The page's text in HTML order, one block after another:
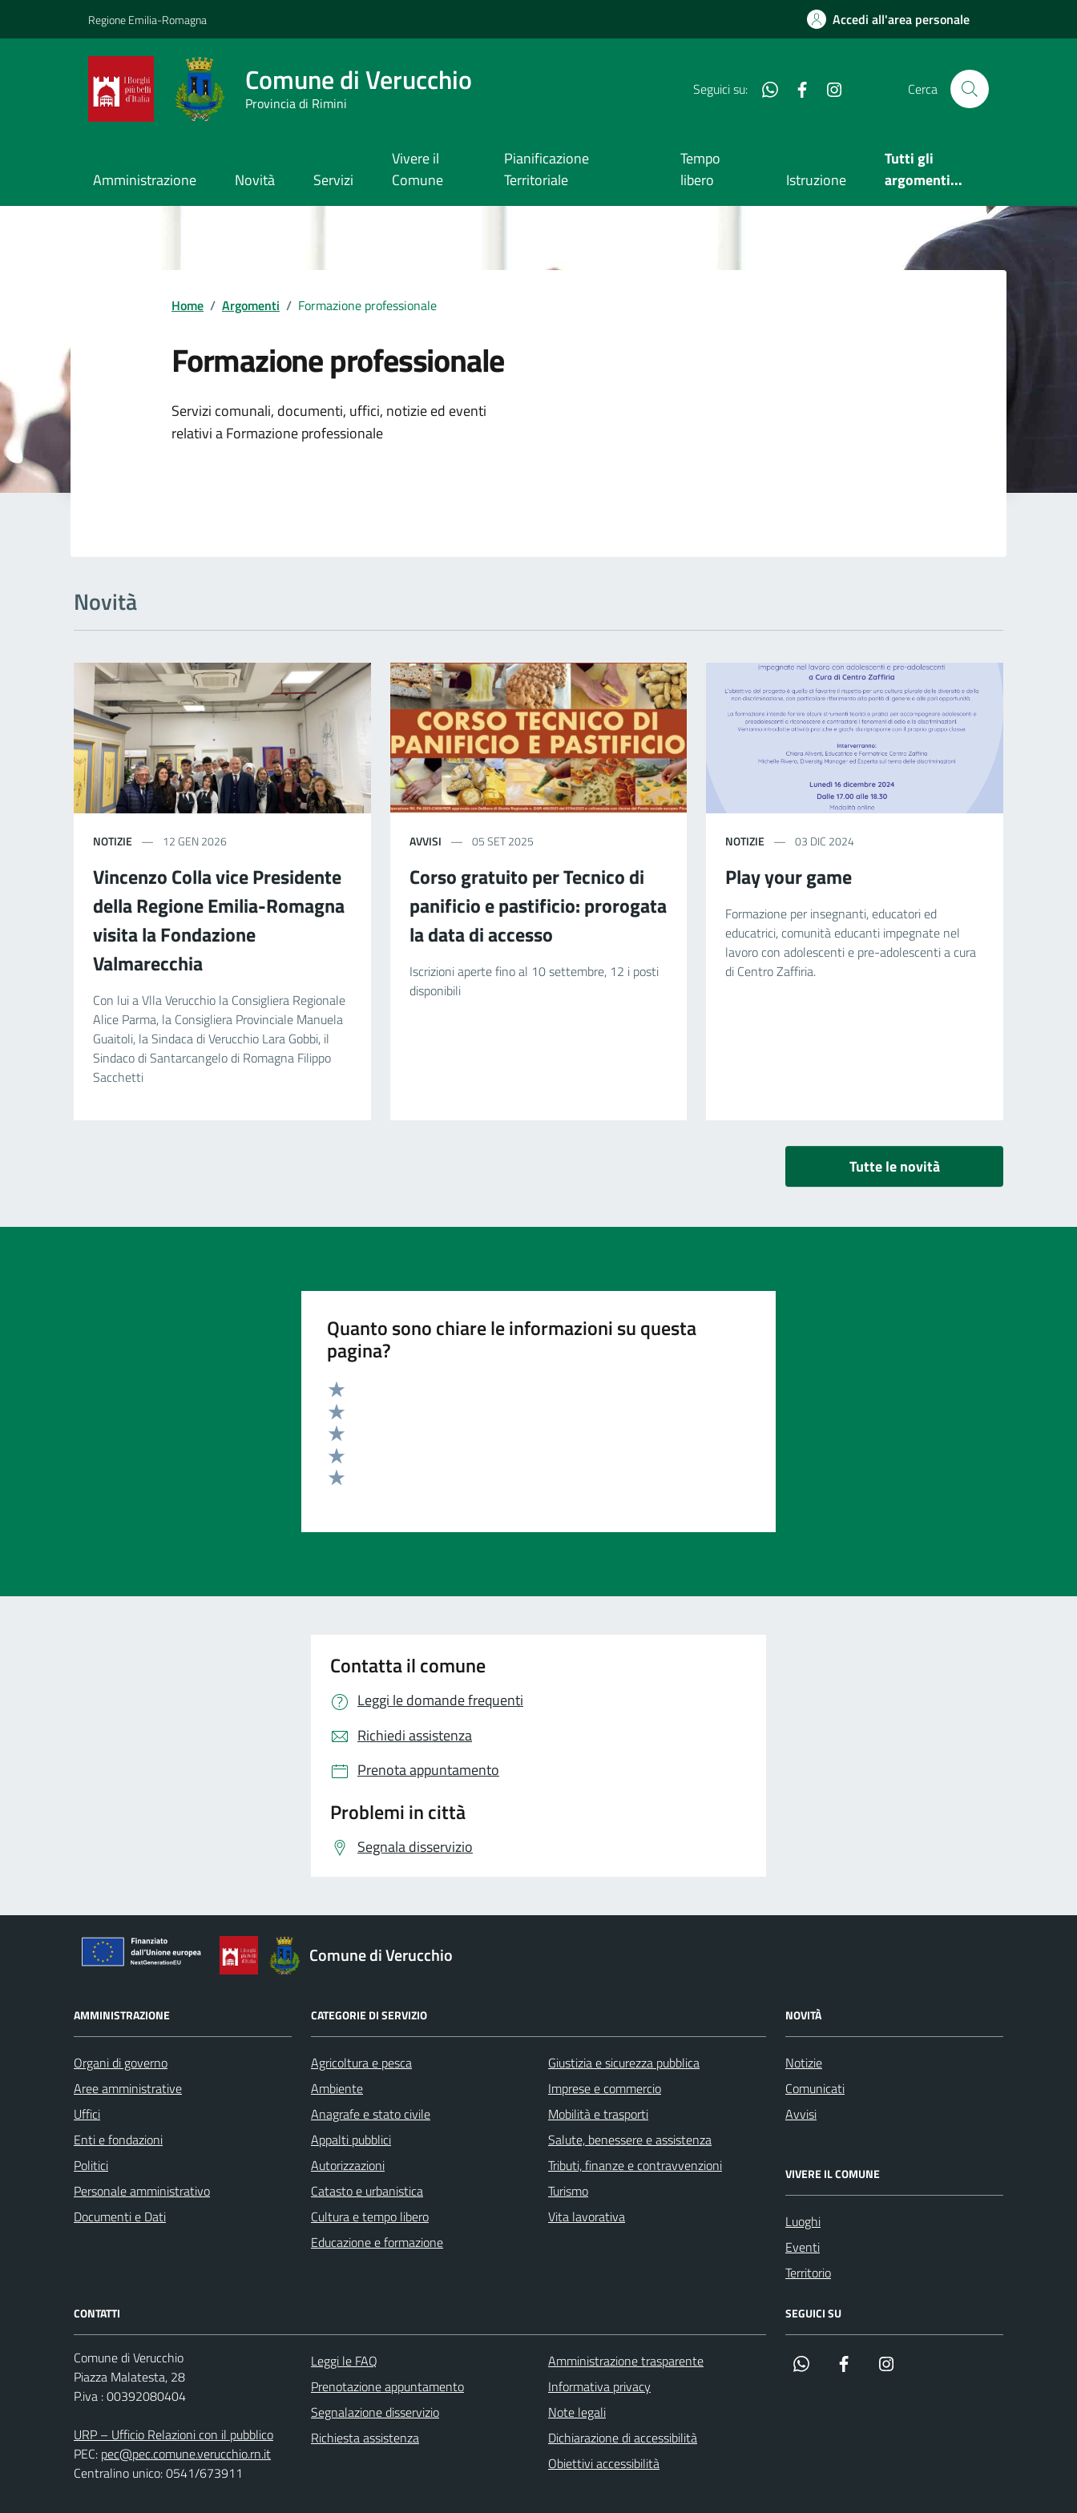
Regione Emilia-Romagna Accedi all'area personale
Comune di Verucchio
Provincia di Rimini
Seguici su: WhatsappFacebook Cerca
Amministrazione Novità Servizi
Vivere il
Comune
Pianificazione
Territoriale
Tempo
libero
Istruzione
Tutti gli
argomenti...
Home / Argomenti / Formazione professionale
Formazione professionale
Dettagli dell'argomento
Servizi comunali, documenti, uffici, notizie ed eventi
relativi a Formazione professionale
Novità
NOTIZIE 12 GEN 2026
Vincenzo Colla vice Presidente
della Regione Emilia-Romagna
visita la Fondazione
Valmarecchia
Con lui a Vlla Verucchio la Consigliera Regionale
Alice Parma, la Consigliera Provinciale Manuela
Guaitoli, la Sindaca di Verucchio Lara Gobbi, il
Sindaco di Santarcangelo di Romagna Filippo
Sacchetti
AVVISI 05 SET 2025
Corso gratuito per Tecnico di
panificio e pastificio: prorogata
la data di accesso
Iscrizioni aperte fino al 10 settembre, 12 i posti
disponibili
NOTIZIE 03 DIC 2024
Play your game
Formazione per insegnanti, educatori ed
educatrici, comunità educanti impegnate nel
lavoro con adolescenti e pre-adolescenti a cura
di Centro Zaffiria.
Tutte le novità
Quanto sono chiare le informazioni su questa
pagina?
Valuta 5 stelle su 5
Valuta 4 stelle su 5
Valuta 3 stelle su 5
Valuta 2 stelle su 5
Contatta il comune
Leggi le domande frequenti
Richiedi assistenza
Prenota appuntamento
Problemi in città
Segnala disservizio
Comune di Verucchio
AMMINISTRAZIONE
Organi di governo
Aree amministrative
Uffici
Enti e fondazioni
Politici
Personale amministrativo
Documenti e Dati
CATEGORIE DI SERVIZIO
Agricoltura e pesca
Ambiente
Anagrafe e stato civile
Appalti pubblici
Autorizzazioni
Catasto e urbanistica
Cultura e tempo libero
Educazione e formazione
Giustizia e sicurezza pubblica
Imprese e commercio
Mobilità e trasporti
Salute, benessere e assistenza
Tributi, finanze e contravvenzioni
Turismo
Vita lavorativa
NOVITÀ
Notizie
Comunicati
Avvisi
VIVERE IL COMUNE
Luoghi
Eventi
Territorio
CONTATTI
Comune di Verucchio
Piazza Malatesta, 28
P.iva : 00392080404
URP – Ufficio Relazioni con il pubblico
PEC: pec@pec.comune.verucchio.rn.it
Centralino unico: 0541/673911
Leggi le FAQ
Prenotazione appuntamento
Segnalazione disservizio
Richiesta assistenza
Amministrazione trasparente
Informativa privacy
Note legali
Dichiarazione di accessibilità
Obiettivi accessibilità
SEGUICI SU
Whatsapp Facebook